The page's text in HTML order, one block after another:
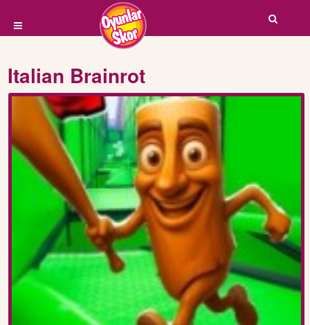
Italian Brainrot